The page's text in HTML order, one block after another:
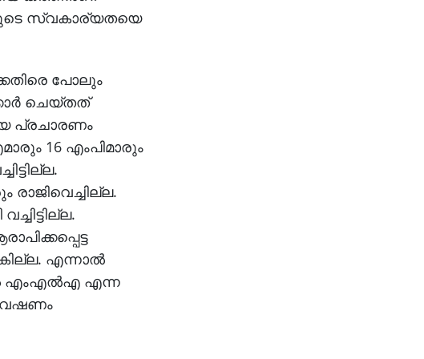
സ്വകാര്യതയെ
പോലും
ചെയ്തത്
പ്രചാരണം
16 എംപിമാരും
എന്നാൽ
എംഎൽഎ എന്ന